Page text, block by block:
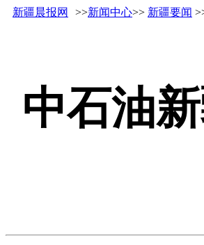
新疆晨报网 >>新闻中心>> 新疆要闻
中石油